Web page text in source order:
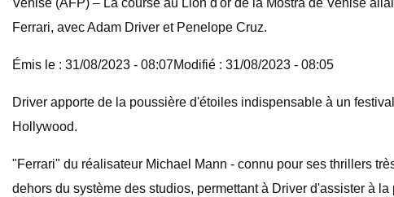
Venise (AFP) – La course au Lion d'or de la Mostra de Venise
Ferrari, avec Adam Driver et Penelope Cruz.
Émis le : 31/08/2023 - 08:07Modifié : 31/08/2023 - 08:05
Driver apporte de la poussière d'étoiles indispensable à un
Hollywood.
"Ferrari" du réalisateur Michael Mann - connu pour ses thrillers
dehors du système des studios, permettant à Driver d'assister à la